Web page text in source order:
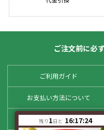
ご注文前に必
ご利用ガイド
お支払い方法について
お客様の声
残り 1日と 16:17:23